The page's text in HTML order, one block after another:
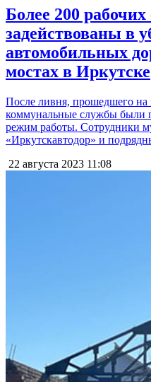
Более 200
задействованы в
автомобильных
мостах в Иркутске
После ливня, прошедшего
коммунальные службы были
режим работы. Сотрудники
«Иркутскавтодор» и
22 августа 2023 11:08